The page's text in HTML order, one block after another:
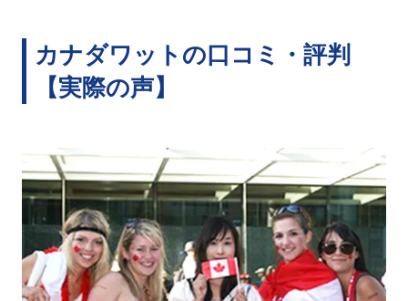
カナダワットの口コミ・評判
【実際の声】